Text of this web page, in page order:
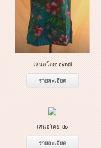
เสนอโดย: cyndi
รายละเอียด
เสนอโดย: tlo
รายละเอียด